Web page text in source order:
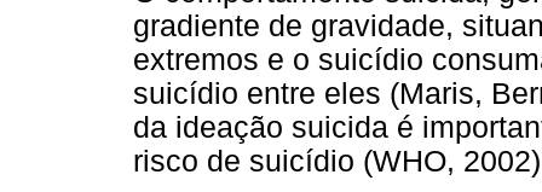
gradiente de gravidade,
extremos e o suicídio
suicídio entre eles (Maris,
da ideação suicida é
risco de suicídio (WHO,